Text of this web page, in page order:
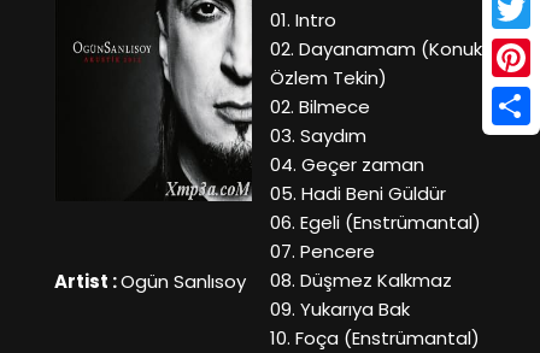
Artist :Ogün Sanlısoy
01. Intro
02. Dayanamam (Konuk:
Özlem Tekin)
02. Bilmece
03. Saydım
04. Geçer zaman
05. Hadi Beni Güldür
06. Egeli (Enstrümantal)
07. Pencere
08. Düşmez Kalkmaz
09. Yukarıya Bak
10. Foça (Enstrümantal)